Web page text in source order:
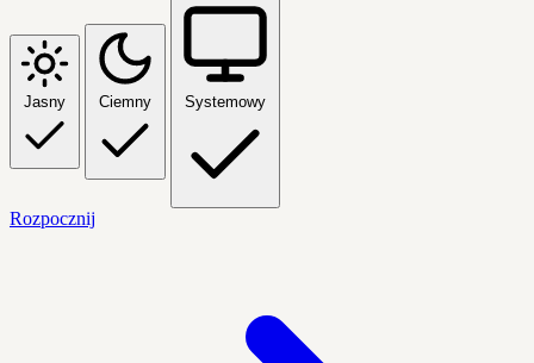
Jasny Ciemny Systemowy
Rozpocznij